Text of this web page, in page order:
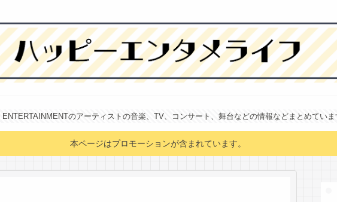
ENTERTAINMENTのアーティストの音楽、TV、コンサート、舞台などの情報などまとめていま
本ページはプロモーションが含まれています。